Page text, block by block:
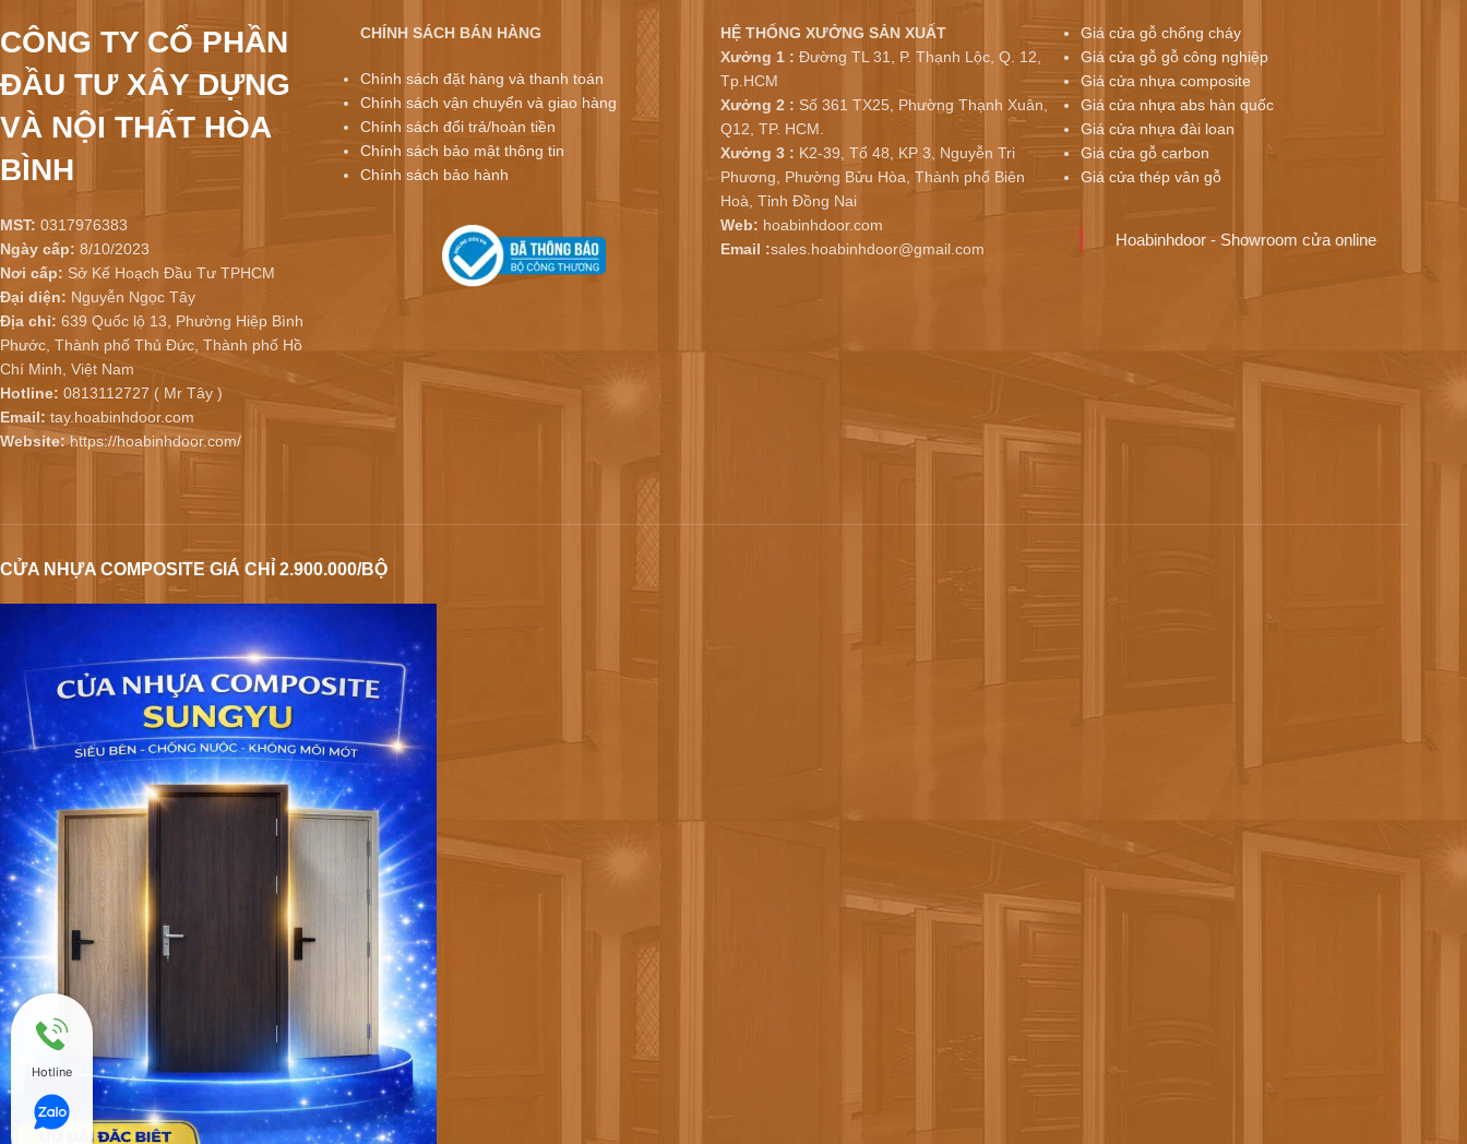
CÔNG TY CỔ PHẦN
ĐẦU TƯ XÂY DỰNG
VÀ NỘI THẤT HÒA
BÌNH
MST: 0317976383
Ngày cấp: 8/10/2023
Nơi cấp: Sở Kế Hoạch Đầu Tư TPHCM
Đại diện: Nguyễn Ngọc Tây
Địa chỉ: 639 Quốc lộ 13, Phường Hiệp Bình
Phước, Thành phố Thủ Đức, Thành phố Hồ
Chí Minh, Việt Nam
Hotline: 0813112727 ( Mr Tây )
Email: tay.hoabinhdoor.com
Website: https://hoabinhdoor.com/
CHÍNH SÁCH BÁN HÀNG
Chính sách đặt hàng và thanh toán
Chính sách vận chuyển và giao hàng
Chính sách đổi trả/hoàn tiền
Chính sách bảo mật thông tin
Chính sách bảo hành
HỆ THỐNG XƯỞNG SẢN XUẤT
Xưởng 1 : Đường TL 31, P. Thạnh Lộc, Q. 12,
Tp.HCM
Xưởng 2 : Số 361 TX25, Phường Thạnh Xuân,
Q12, TP. HCM.
Xưởng 3 : K2-39, Tổ 48, KP 3, Nguyễn Tri
Phương, Phường Bửu Hòa, Thành phố Biên
Hoà, Tỉnh Đồng Nai
Web: hoabinhdoor.com
Email :sales.hoabinhdoor@gmail.com
Giá cửa gỗ chống cháy
Giá cửa gỗ gỗ công nghiệp
Giá cửa nhựa composite
Giá cửa nhựa abs hàn quốc
Giá cửa nhựa đài loan
Giá cửa gỗ carbon
Giá cửa thép vân gỗ
Hoabinhdoor - Showroom cửa online
CỬA NHỰA COMPOSITE GIÁ CHỈ 2.900.000/BỘ
Hotline